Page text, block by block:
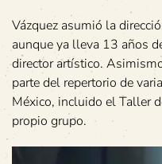
Vázquez asumió la
aunque ya lleva 13 años
director artístico.
parte del repertorio de
México, incluido el Taller
propio grupo.